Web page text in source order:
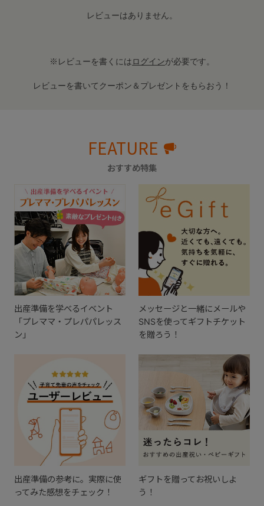
レビューはありません。
※レビューを書くにはログインが必要です。
レビューを書いてクーポン＆プレゼントをもらおう！
FEATURE
おすすめ特集
出産準備を学べるイベント
「プレママ・プレパパレッス
ン」
メッセージと一緒にメールや
SNSを使ってギフトチケット
を贈ろう！
出産準備の参考に。実際に使
ってみた感想をチェック！
ギフトを贈ってお祝いしよ
う！